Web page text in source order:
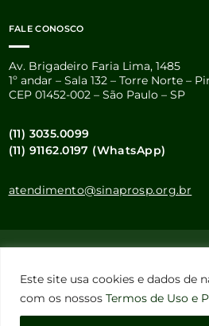
Este site usa cookies e dados de
com os nossos Termos de Uso e
FALE CONOSCO
Av. Brigadeiro Faria Lima, 1485
1º andar – Sala 132 – Torre Norte –
CEP 01452-002 – São Paulo – SP
(11) 3035.0099
(11) 91162.0197 (WhatsApp)
atendimento@sinaprosp.org.br
Termos de Uso e Política
Configuração de